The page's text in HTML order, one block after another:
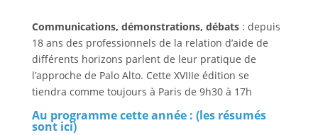
Communications, démonstrations, débats: depuis
18 ans des professionnels de la relation d’aide de
différents horizons parlent de leur pratique de
l’approche de Palo Alto. Cette XVIIIe édition se
tiendra comme toujours à Paris de 9h30 à 17h
Au programme cette année : (les résumés
sont ici)